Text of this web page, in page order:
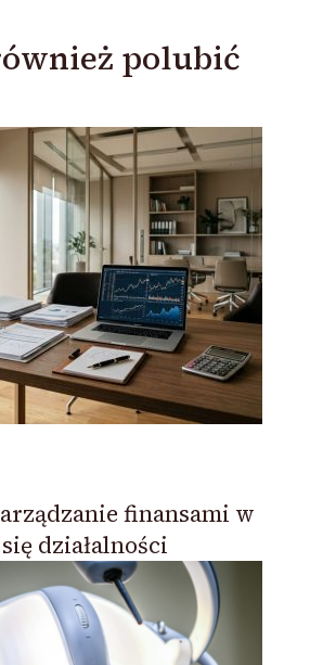
polubić
finansami w
działalności